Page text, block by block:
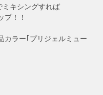
ミキシングすれば
プ！！
カラー｢プリジェルミュー